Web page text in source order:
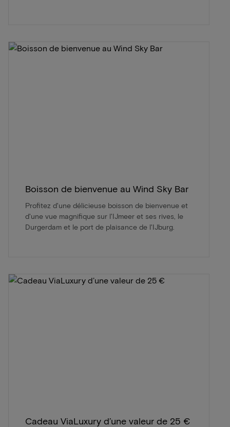
Boisson de bienvenue au Wind Sky Bar
Profitez d'une délicieuse boisson de bienvenue et
d'une vue magnifique sur l'IJmeer et ses rives, le
Durgerdam et le port de plaisance de l'IJburg.
Cadeau ViaLuxury d’une valeur de 25 €